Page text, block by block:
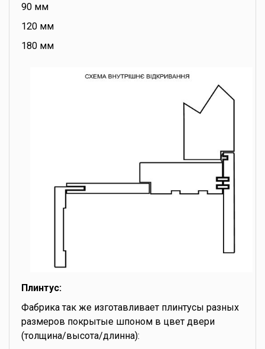
90 мм
120 мм
180 мм
Плинтус:
Фабрика так же изготавливает плинтусы разных
размеров покрытые шпоном в цвет двери
(толщина/высота/длинна):